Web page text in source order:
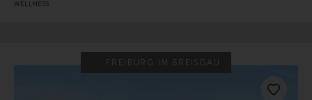
WELLNESS
FREIBURG IM BREISGAU